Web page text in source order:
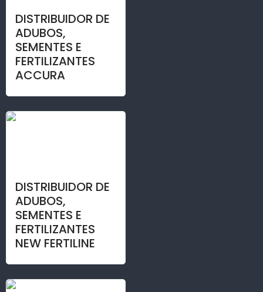
DISTRIBUIDOR DE
ADUBOS,
SEMENTES E
FERTILIZANTES
ACCURA
DISTRIBUIDOR DE
ADUBOS,
SEMENTES E
FERTILIZANTES
NEW FERTILINE